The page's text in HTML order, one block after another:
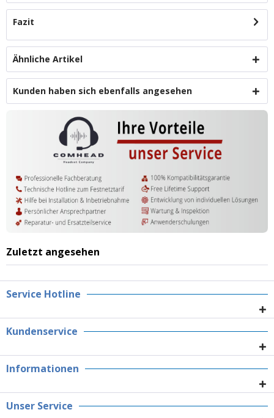
Fazit
Ähnliche Artikel
Kunden haben sich ebenfalls angesehen
Zuletzt angesehen
Service Hotline
Kundenservice
Informationen
Unser Service